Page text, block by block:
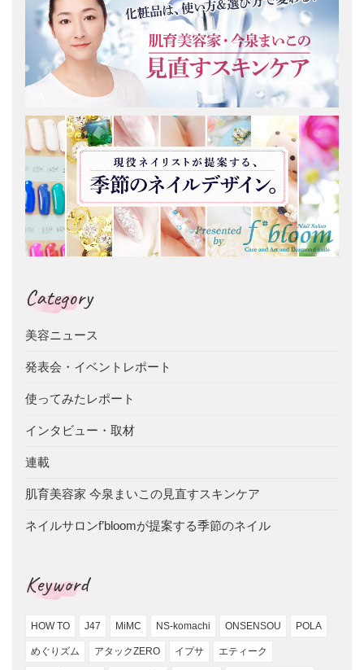
Category
美容ニュース
発表会・イベントレポート
使ってみたレポート
インタビュー・取材
連載
肌育美容家 今泉まいこの見直すスキンケア
ネイルサロンf’bloomが提案する季節のネイル
Keyword
HOW TO J47 MiMC NS-komachi ONSENSOU POLA
めぐりズム アタックZERO イプサ エティーク